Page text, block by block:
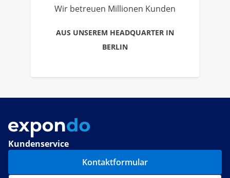
Wir betreuen Millionen Kunden
AUS UNSEREM HEADQUARTER IN
BERLIN
Kundenservice
Kontaktformular